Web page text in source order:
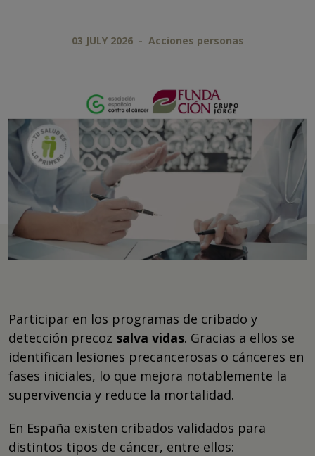
03 JULY 2026 - Acciones personas
Participar en los programas de cribado y
detección precoz salva vidas. Gracias a ellos se
identifican lesiones precancerosas o cánceres en
fases iniciales, lo que mejora notablemente la
supervivencia y reduce la mortalidad.
En España existen cribados validados para
distintos tipos de cáncer, entre ellos: